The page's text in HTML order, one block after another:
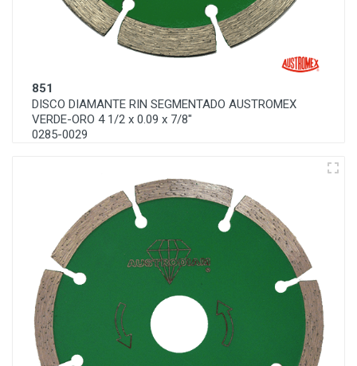
851
DISCO DIAMANTE RIN SEGMENTADO AUSTROMEX
VERDE-ORO 4 1/2 x 0.09 x 7/8"
0285-0029